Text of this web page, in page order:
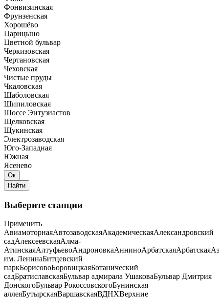
Фонвизинская
Фрунзенская
Хорошёво
Царицыно
Цветной бульвар
Черкизовская
Чертановская
Чеховская
Чистые пруды
Чкаловская
Шаболовская
Шипиловская
Шоссе Энтузиастов
Щелковская
Щукинская
Электрозаводская
Юго-Западная
Южная
Ясенево
Выберите станции
Применить
АвиамоторнаяАвтозаводскаяАкадемическаяАлександровский
садАлексеевскаяАлма-
АтинскаяАлтуфьевоАндроновкаАнниноАрбатскаяАрбатская
им. ЛенинаБитцевский
паркБорисовоБоровицкаяБотанический
садБратиславскаяБульвар адмирала УшаковаБульвар Дмитрия
ДонскогоБульвар РокоссовскогоБунинская
аллеяБутырскаяВаршавскаяВДНХВерхние